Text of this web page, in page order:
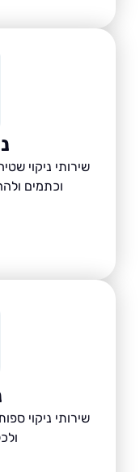
שירותי ניקוי שטיחים
וכתמים ולהחזרת
שירותי ניקוי ספות
ולכלוך